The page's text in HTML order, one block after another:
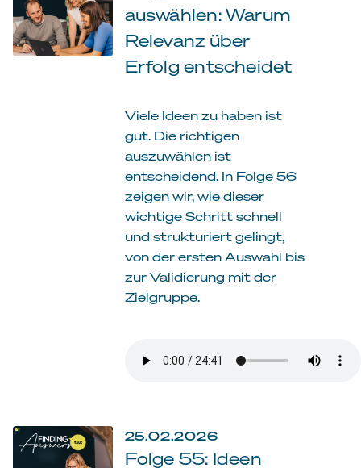
auswählen: Warum
Relevanz über
Erfolg entscheidet
Viele Ideen zu haben ist
gut. Die richtigen
auszuwählen ist
entscheidend. In Folge 56
zeigen wir, wie dieser
wichtige Schritt schnell
und strukturiert gelingt,
von der ersten Auswahl bis
zur Validierung mit der
Zielgruppe.
25.02.2026
Folge 55: Ideen